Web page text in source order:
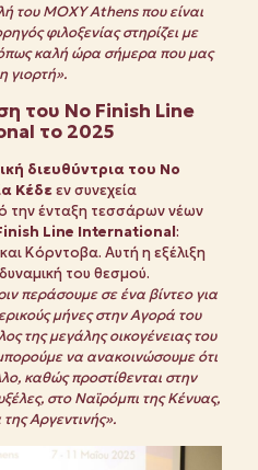
του MOXY Athens που είναι
φιλοξενίας στηρίζει με
καλή ώρα σήμερα που μας
γιορτή».
του No Finish Line
το 2025
διευθύντρια του No
Κέδεεν συνεχεία
την ένταξη τεσσάρων νέων
Line International:
Κόρντοβα. Αυτή η εξέλιξη
του θεσμού.
περάσουμε σε ένα βίντεο για
μήνες στην Αγορά του
της μεγάλης οικογένειας του
να ανακοινώσουμε ότι
καθώς προστίθενται στην
στο Ναϊρόμπι της Κένυας,
Αργεντινής».